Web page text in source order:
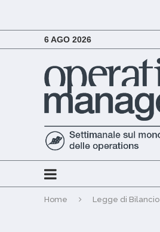
6 AGO 2026
Home Legge di Bilancio